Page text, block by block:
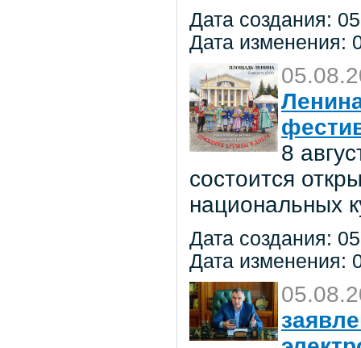
Дата создания:
Дата изменения:
8
состоится
национальных
Дата создания:
Дата изменения: